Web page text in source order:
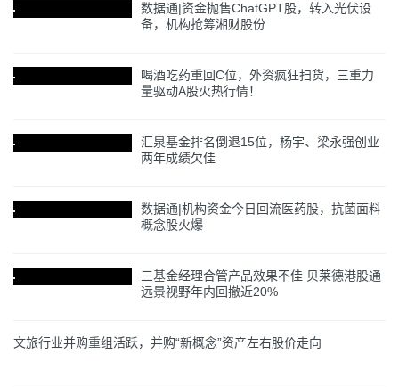
数据通|资金抛售ChatGPT股，转入光伏设
备，机构抢筹湘财股份
喝酒吃药重回C位，外资疯狂扫货，三重力
量驱动A股火热行情！
汇泉基金排名倒退15位，杨宇、梁永强创业
两年成绩欠佳
数据通|机构资金今日回流医药股，抗菌面料
概念股火爆
三基金经理合管产品效果不佳 贝莱德港股通
远景视野年内回撤近20%
文旅行业并购重组活跃，并购“新概念”资产左右股价走向